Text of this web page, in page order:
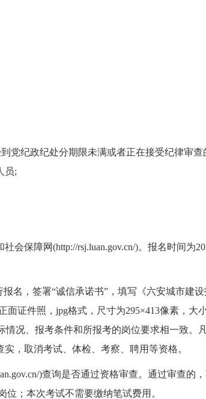
纪政纪处分期限未满或者正在接受纪律审查
员;
保障网(http://rsj.luan.gov.cn/)。报名时间为
名，签署“诚信承诺书”，填写《六安城市建设
证件照，jpg格式，尺寸为295×413像素，大
情况、报考条件和所报考的岗位要求相一致。
，取消考试、体检、考察、聘用等资格。
)查询是否通过资格审查。通过审查的
；本次考试不需要缴纳笔试费用。